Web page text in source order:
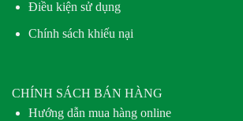
Điều kiện sử dụng
Chính sách khiếu nại
CHÍNH SÁCH BÁN HÀNG
Hướng dẫn mua hàng online